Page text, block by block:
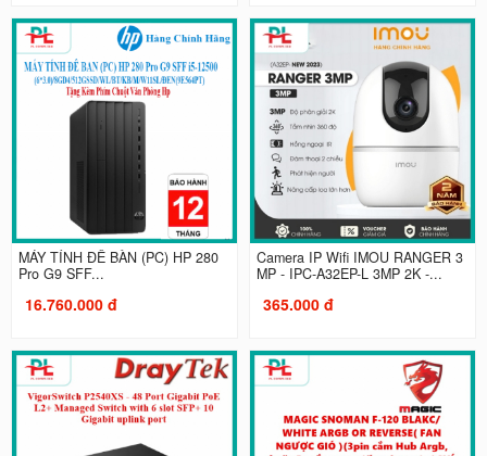
MÁY TÍNH ĐỂ BÀN (PC) HP 280
Pro G9 SFF...
16.760.000 đ
Camera IP Wifi IMOU RANGER 3
MP - IPC-A32EP-L 3MP 2K -...
365.000 đ